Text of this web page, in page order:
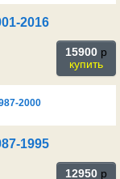
2016
15900 p
купить
2000
1995
12950 p